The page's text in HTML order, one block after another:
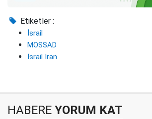
Etiketler :
İsrail
MOSSAD
İsrail İran
HABERE YORUM KAT